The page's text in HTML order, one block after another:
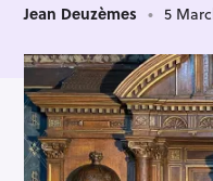
Jean Deuzèmes 5